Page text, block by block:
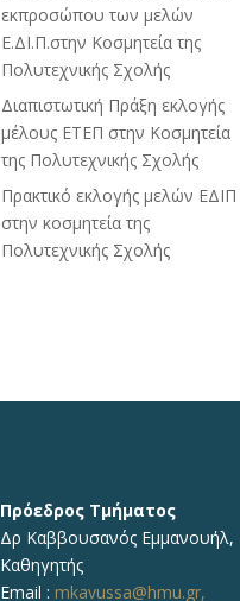
εκπροσώπου των μελών
Ε.ΔΙ.Π.στην Κοσμητεία της
Πολυτεχνικής Σχολής
Διαπιστωτική Πράξη εκλογής
μέλους ΕΤΕΠ στην Κοσμητεία
της Πολυτεχνικής Σχολής
Πρακτικό εκλογής μελών ΕΔΙΠ
στην κοσμητεία της
Πολυτεχνικής Σχολής
Πρόεδρος Τμήματος
Δρ Καββουσανός Εμμανουήλ,
Καθηγητής
Email : mkavussa@hmu.gr,